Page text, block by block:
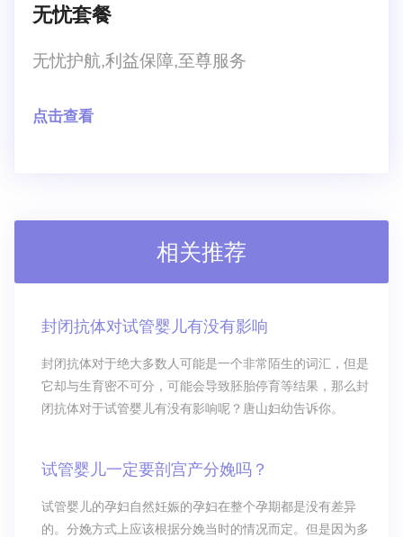
无忧套餐
无忧护航,利益保障,至尊服务
点击查看
相关推荐
封闭抗体对试管婴儿有没有影响
封闭抗体对于绝大多数人可能是一个非常陌生的词汇，但是
它却与生育密不可分，可能会导致胚胎停育等结果，那么封
闭抗体对于试管婴儿有没有影响呢？唐山妇幼告诉你。
试管婴儿一定要剖宫产分娩吗？
试管婴儿的孕妇自然妊娠的孕妇在整个孕期都是没有差异
的。分娩方式上应该根据分娩当时的情况而定。但是因为多